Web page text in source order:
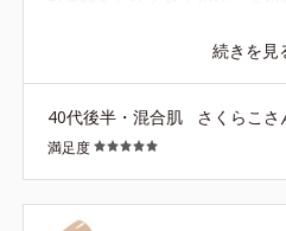
高くなってしまって、前より
す。
続きを見
40代後半・混合肌 さくらこさ
満足度